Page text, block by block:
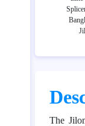
The